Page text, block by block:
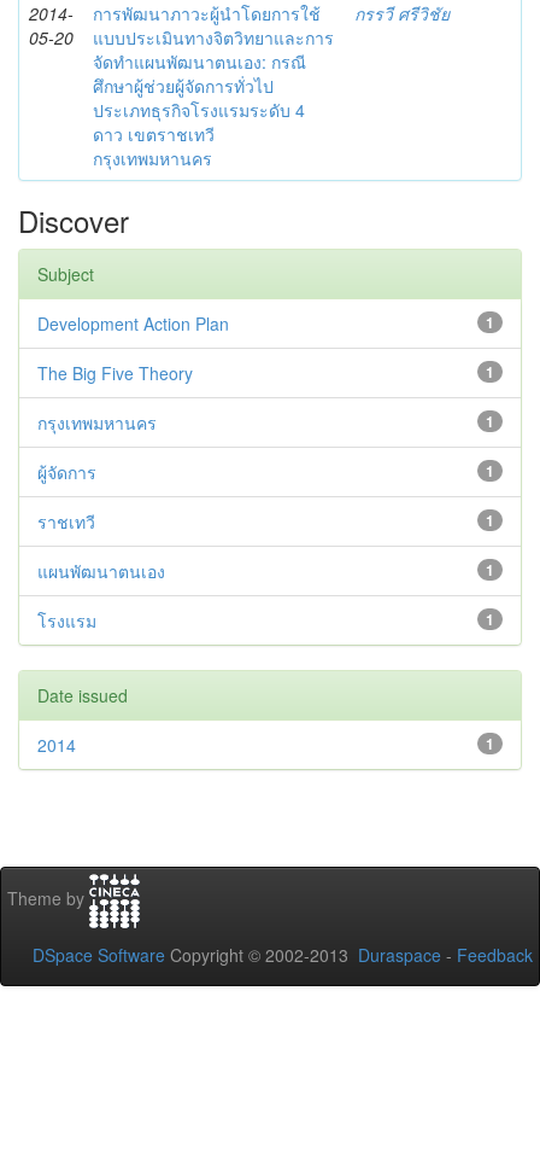
2014-
05-20
การพัฒนาภาวะผู้นำโดยการใช้
แบบประเมินทางจิตวิทยาและการ
จัดทำแผนพัฒนาตนเอง: กรณี
ศึกษาผู้ช่วยผู้จัดการทั่วไป
ประเภทธุรกิจโรงแรมระดับ 4
ดาว เขตราชเทวี
กรุงเทพมหานคร
กรรวี ศรีวิชัย
Discover
Subject
1
Development Action Plan
1
The Big Five Theory
1
กรุงเทพมหานคร
1
ผู้จัดการ
1
ราชเทวี
1
แผนพัฒนาตนเอง
1
โรงแรม
Date issued
1
2014
Theme by
DSpace Software Copyright © 2002-2013 Duraspace - Feedback